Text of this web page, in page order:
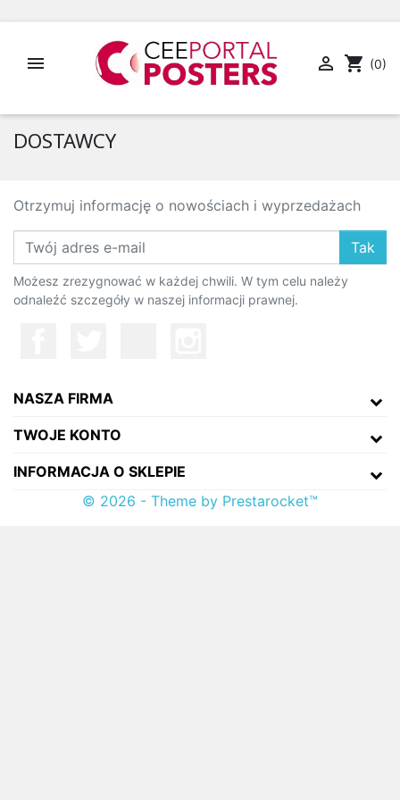
  shopping_cart (0)
DOSTAWCY
Otrzymuj informację o nowościach i wyprzedażach
Tak
Możesz zrezygnować w każdej chwili. W tym celu należy
odnaleźć szczegóły w naszej informacji prawnej.
NASZA FIRMA
TWOJE KONTO
INFORMACJA O SKLEPIE
© 2026 - Theme by Prestarocket™